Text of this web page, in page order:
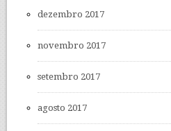
dezembro 2017
novembro 2017
setembro 2017
agosto 2017